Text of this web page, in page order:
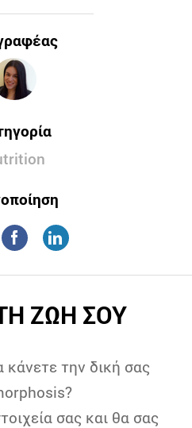
ΖΩΗ ΣΟΥ
την δική σας
σας και θα σας